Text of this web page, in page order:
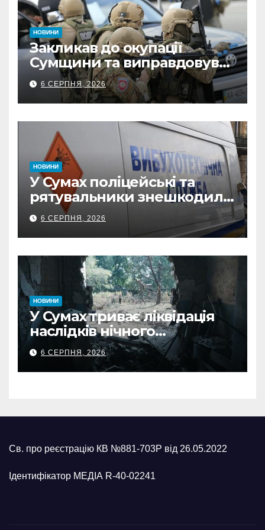
НОВИНИ
Закликав до окупації
Сумщини та виправдовував
обстріли: СБУ викрила
прокремлівського агітатора
з Охтирки
6 СЕРПНЯ, 2026
НОВИНИ
У Сумах поліцейські та
рятувальники знешкодили
500-кілограмову авіабомбу
росіян
6 СЕРПНЯ, 2026
НОВИНИ
У Сумах триває ліквідація
наслідків нічного
масованого удару КАБами
6 СЕРПНЯ, 2026
Св. про реєстрацію КВ №881-703Р від 26.05.2022
Ідентифікатор МЕДІА R-40-02241